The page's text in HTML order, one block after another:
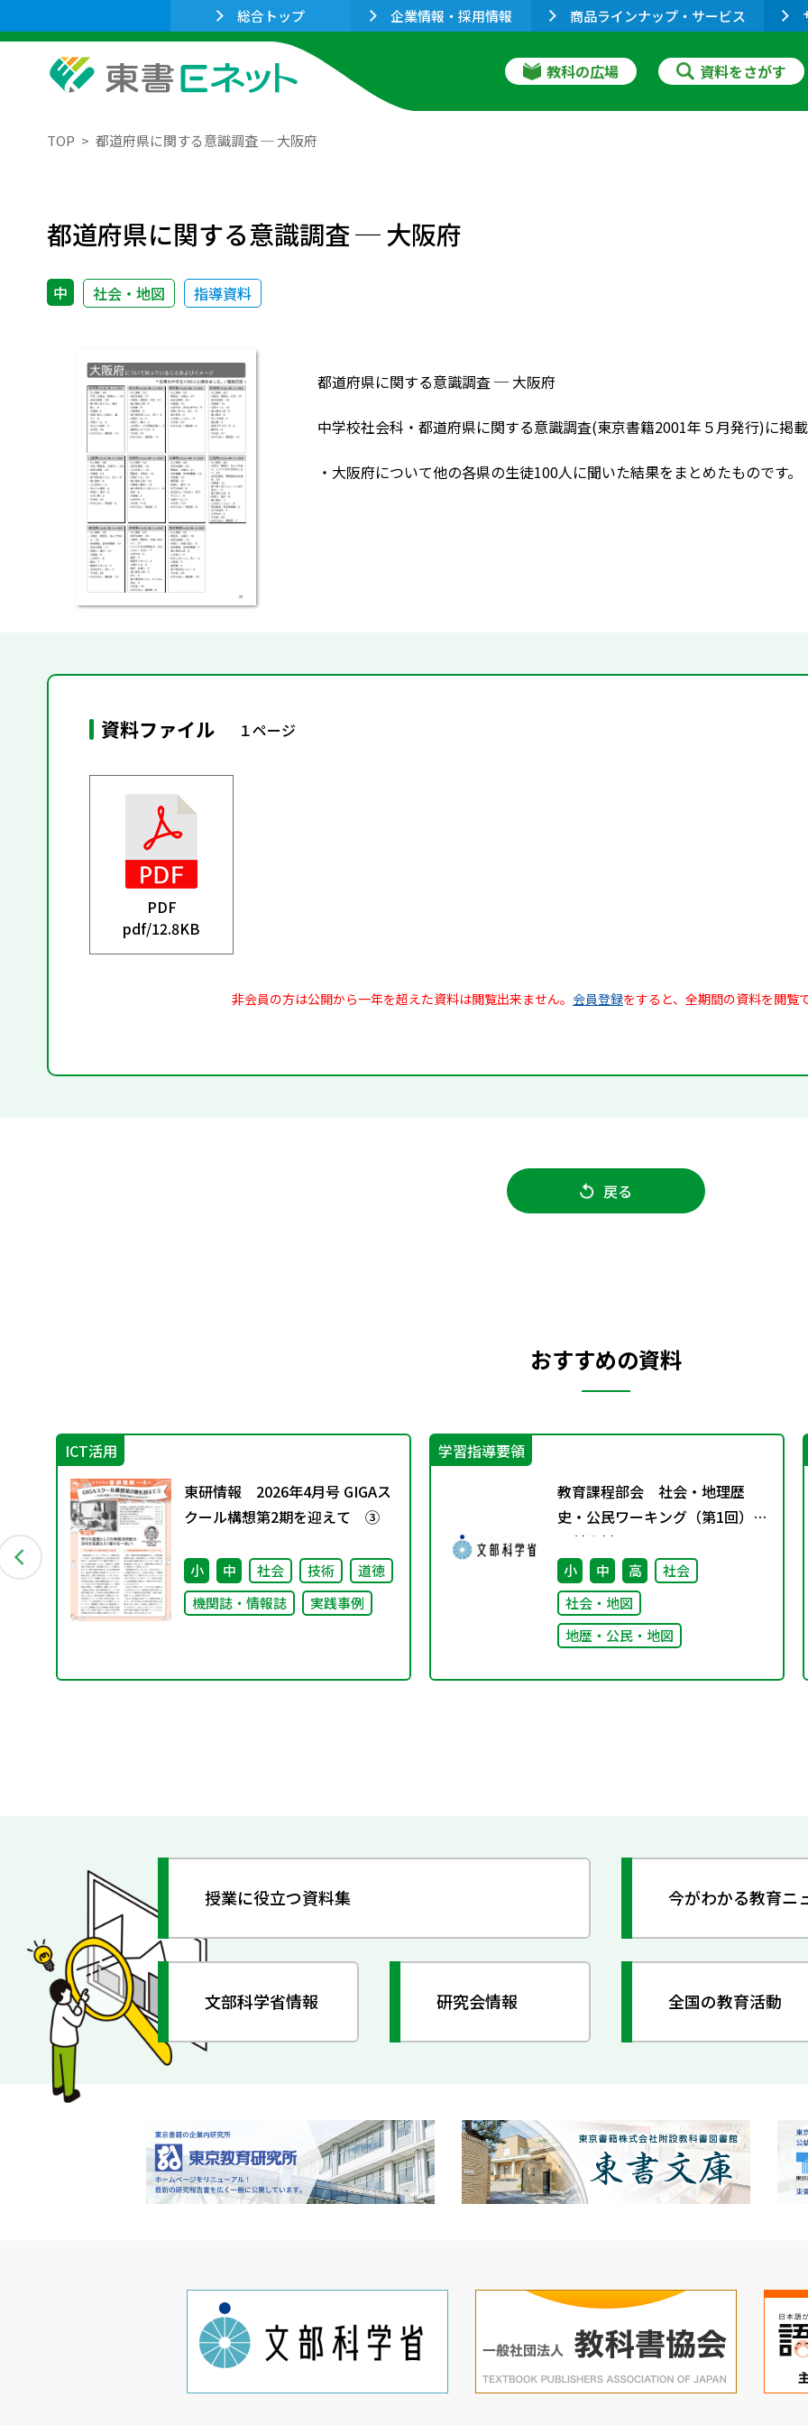
総合トップ 企業情報・採用情報 商品ラインナップ・サービス
教科の広場 資料をさがす
TOP 都道府県に関する意識調査 ─ 大阪府
都道府県に関する意識調査 ─ 大阪府
中 社会・地図 指導資料
都道府県に関する意識調査 ─ 大阪府
中学校社会科・都道府県に関する意識調査(東京書籍2001年５月発行)に掲載
・大阪府について他の各県の生徒100人に聞いた結果をまとめたものです。
資料ファイル １ページ
PDF
pdf/12.8KB
非会員の方は公開から一年を超えた資料は閲覧出来ません。 会員登録をすると、全期間の資料を閲覧
戻る
おすすめの資料
キ
ICT活用
東研情報 2026年4月号 GIGAス
クール構想第2期を迎えて ③
小 中 社会 技術
道徳
機関誌・情報誌
実践事例
学習指導要領
教育課程部会 社会・地理歴
史・公民ワーキング（第1回）
配付資料
小 中 高
社会
社会・地図
地歴・公民・地図
授業に役立つ資料集 今がわかる教育ニ
文部科学省情報 研究会情報 全国の教育活動